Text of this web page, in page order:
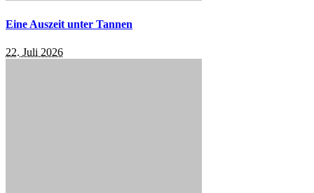
Eine Auszeit unter Tannen
22. Juli 2026